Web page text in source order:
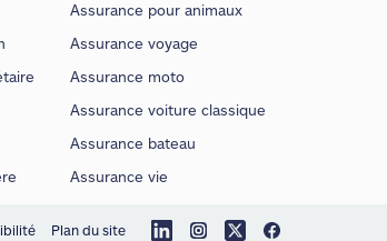
Assurance pour animaux
Assurance voyage
Assurance moto
Assurance voiture classique
Assurance bateau
Assurance vie
Plan du site